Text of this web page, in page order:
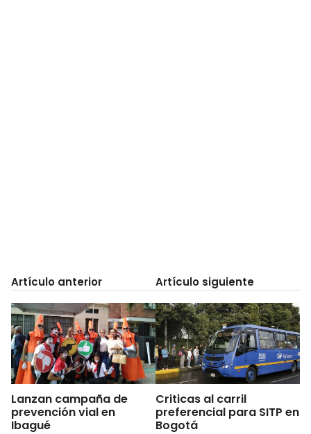
Artículo anterior
Lanzan campaña de
prevención vial en
Ibagué
Artículo siguiente
Criticas al carril
preferencial para SITP en
Bogotá